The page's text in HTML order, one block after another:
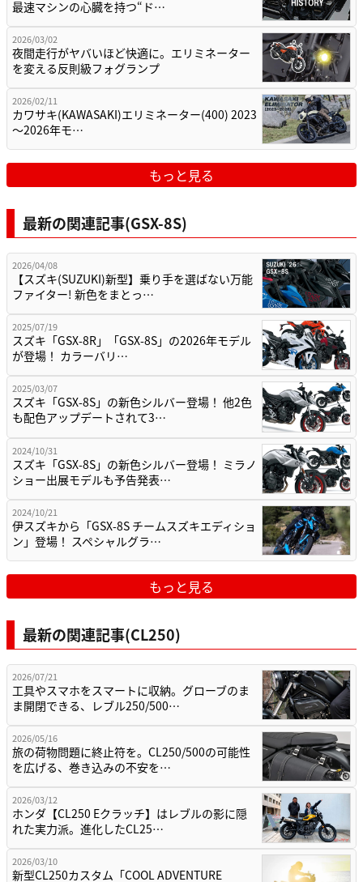
最速マシンの心臓を持つ“ド…
2026/03/02
夜間走行がヤバいほど快適に。エリミネーター
を変える反則級フォグランプ
2026/02/11
カワサキ(KAWASAKI)エリミネーター(400) 2023
～2026年モ…
もっと見る
最新の関連記事(GSX-8S)
2026/04/08
【スズキ(SUZUKI)新型】乗り手を選ばない万能
ファイター! 新色をまとっ…
2025/07/19
スズキ「GSX-8R」「GSX-8S」の2026年モデル
が登場！ カラーバリ…
2025/03/07
スズキ「GSX-8S」の新色シルバー登場！ 他2色
も配色アップデートされて3…
2024/10/31
スズキ「GSX-8S」の新色シルバー登場！ ミラノ
ショー出展モデルも予告発表…
2024/10/21
伊スズキから「GSX-8S チームスズキエディショ
ン」登場！ スペシャルグラ…
もっと見る
最新の関連記事(CL250)
2026/07/21
工具やスマホをスマートに収納。グローブのま
ま開閉できる、レブル250/500…
2026/05/16
旅の荷物問題に終止符を。CL250/500の可能性
を広げる、巻き込みの不安を…
2026/03/12
ホンダ【CL250 Eクラッチ】はレブルの影に隠
れた実力派。進化したCL25…
2026/03/10
新型CL250カスタム「COOL ADVENTURE